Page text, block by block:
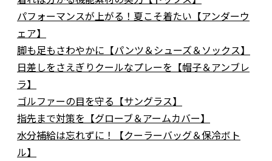
パフォーマンスが上がる！夏こそ着たい【アンダーウ
ェア】
脚も足もさわやかに【パンツ＆シューズ＆ソックス】
日差しをさえぎりクールなプレーを【帽子＆アンブレ
ラ】
ゴルファーの目を守る【サングラス】
指先まで対策を【グローブ＆アームカバー】
水分補給は忘れずに！【クーラーバッグ＆保冷ボト
ル】